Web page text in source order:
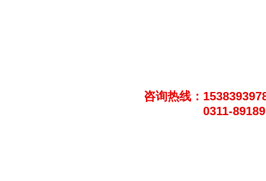
咨询热线：
0311-